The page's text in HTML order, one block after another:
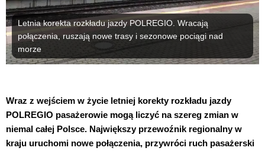
Letnia korekta rozkładu jazdy POLREGIO. Wracają
połączenia, ruszają nowe trasy i sezonowe pociągi nad
morze
Wraz z wejściem w życie letniej korekty rozkładu jazdy
POLREGIO pasażerowie mogą liczyć na szereg zmian w
niemal całej Polsce. Największy przewoźnik regionalny w
kraju uruchomi nowe połączenia, przywróci ruch pasażerski